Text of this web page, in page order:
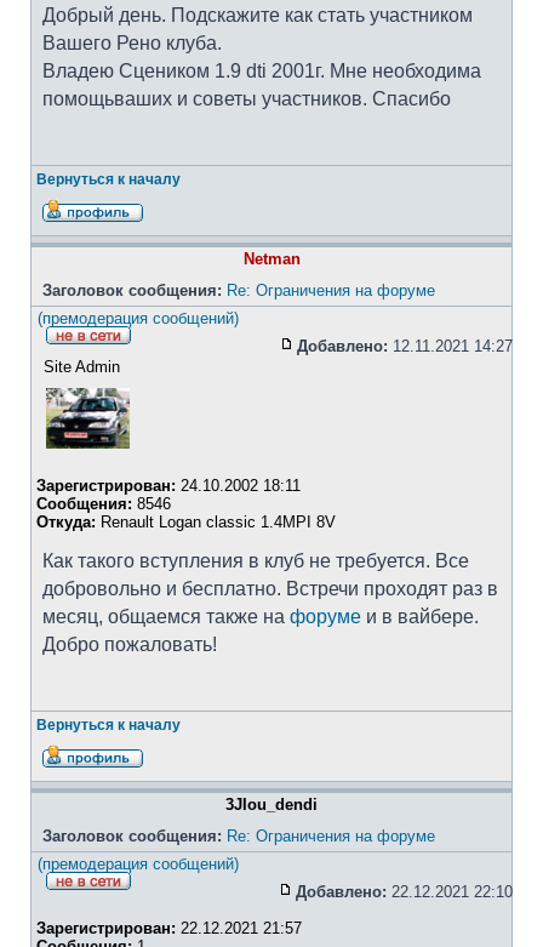
Добрый день. Подскажите как стать участником
Вашего Рено клуба.
Владею Сцеником 1.9 dti 2001г. Мне необходима
помощьваших и советы участников. Спасибо
Вернуться к началу
Netman
Заголовок сообщения: Re: Ограничения на форуме
(премодерация сообщений)
Добавлено: 12.11.2021 14:27
Site Admin
Зарегистрирован: 24.10.2002 18:11
Сообщения: 8546
Откуда: Renault Logan classic 1.4MPI 8V
Как такого вступления в клуб не требуется. Все
добровольно и бесплатно. Встречи проходят раз в
месяц, общаемся также на форуме и в вайбере.
Добро пожаловать!
Вернуться к началу
3JIou_dendi
Заголовок сообщения: Re: Ограничения на форуме
(премодерация сообщений)
Добавлено: 22.12.2021 22:10
Зарегистрирован: 22.12.2021 21:57